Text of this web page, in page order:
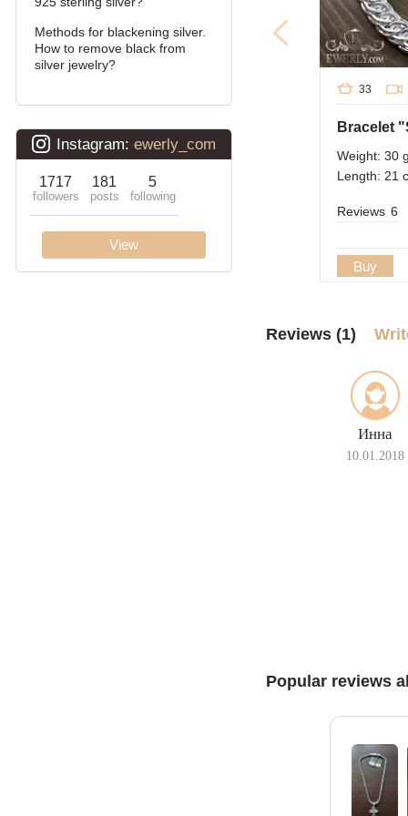
David
Double bismarck
Double Ramses
Ten (double carapace)
Lanterns
Methods for blackening silver.
How to remove black from
silver jewelry?
33
Weight: 30
Length: 21
Reviews 6
Buy
Reviews (1)
Инна
10.01.2018
Popular reviews